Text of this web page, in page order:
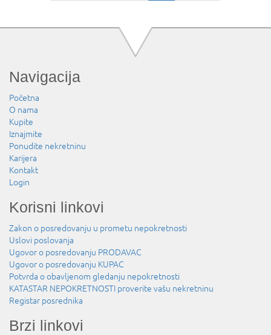
Navigacija
Početna
O nama
Kupite
Iznajmite
Ponudite nekretninu
Karijera
Kontakt
Login
Korisni linkovi
Zakon o posredovanju u prometu nepokretnosti
Uslovi poslovanja
Ugovor o posredovanju PRODAVAC
Ugovor o posredovanju KUPAC
Potvrda o obavljenom gledanju nepokretnosti
KATASTAR NEPOKRETNOSTI proverite vašu nekretninu
Registar posrednika
Brzi linkovi